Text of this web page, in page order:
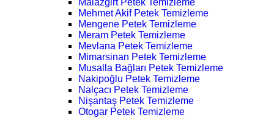
Malazgirt Petek Temizleme
Mehmet Akif Petek Temizleme
Mengene Petek Temizleme
Meram Petek Temizleme
Mevlana Petek Temizleme
Mimarsinan Petek Temizleme
Musalla Bağları Petek Temizleme
Nakipoğlu Petek Temizleme
Nalçacı Petek Temizleme
Nişantaş Petek Temizleme
Otogar Petek Temizleme